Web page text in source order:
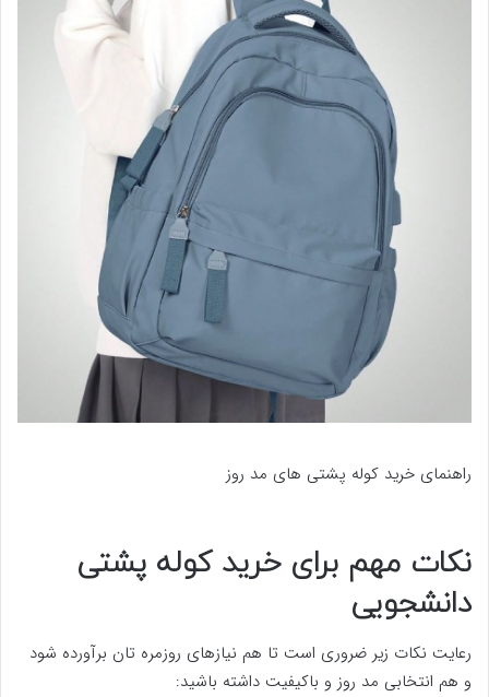
راهنمای خرید کوله پشتی های مد روز
نکات مهم برای خرید کوله پشتی
دانشجویی
رعایت نکات زیر ضروری است تا هم نیازهای روزمره تان برآورده شود
و هم انتخابی مد روز و باکیفیت داشته باشید: